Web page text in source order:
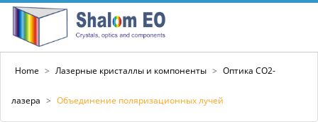
Home > Лазерные кристаллы и компоненты > Оптика CO2-
лазера > Объединение поляризационных лучей